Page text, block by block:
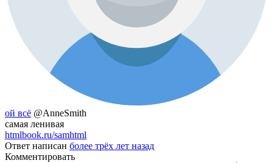
ой всё @AnneSmith
самая ленивая
htmlbook.ru/samhtml
Ответ написан более трёх лет назад
Комментировать